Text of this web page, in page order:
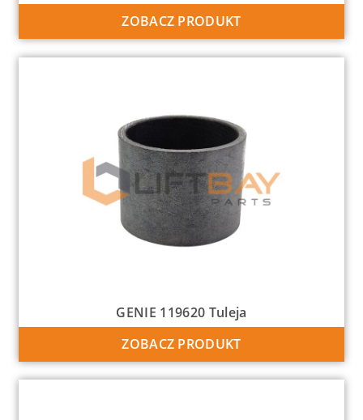
ZOBACZ PRODUKT
GENIE 119620 Tuleja
ZOBACZ PRODUKT